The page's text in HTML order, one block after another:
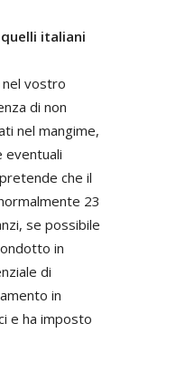
italiani
nel vostro
di non
nel mangime,
eventuali
che il
23
se possibile
in
di
in
e ha imposto